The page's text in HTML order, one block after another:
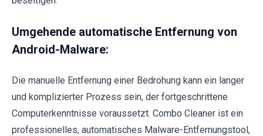
Umgehende automatische Entfernung von
Android-Malware:
Die manuelle Entfernung einer Bedrohung kann ein langer
und komplizierter Prozess sein, der fortgeschrittene
Computerkenntnisse voraussetzt. Combo Cleaner ist ein
professionelles, automatisches Malware-Entfernungstool,